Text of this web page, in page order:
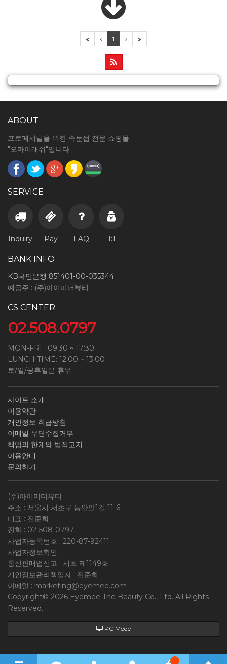
1
ABOUT
프로페셔널을 위한 속눈썹 전문 쇼핑몰
"오마이래쉬"입니다.
SERVICE
Inquiry Pay FAQ 1:1
BANK INFO
KB국민은행 851401-00-035344
예금주 : (주)아이미더뷰티
CS CENTER
02.508.0797
MON-FRI : 09:30 ~ 17:30
LUNCH TIME: 12:00 ~ 13:00
토/일/공휴일은 휴무
사이트 소개
이용약관
개인정보 취급방침
이메일 무단수집거부
책임의 한계와 법적고지
이용안내
문의하기
(주)아이미더뷰티
주소 : 서울시 서초구 능안말1길 11-6
대표 : 전준희
전화 : 02-508-0797
사업자등록번호 : 220-87-92411
사업자정보확인
통신판매업신고 : 서초 제1149호
개인정보관리책임자 : 전준희
이메일 : marketing@eyemee.com
Copyright© 2026 Eyemee The Beauty Co., Ltd. All Rights
Reserved.
PC Mode
1